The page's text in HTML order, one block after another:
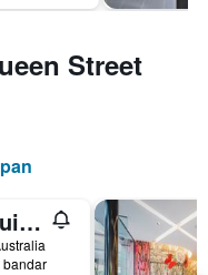
Street
Meriton Suites Adelaide Street, Brisbane
bandar